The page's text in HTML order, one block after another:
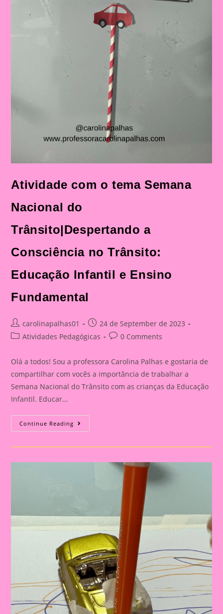
Atividade com o tema Semana
Nacional do
Trânsito|Despertando a
Consciência no Trânsito:
Educação Infantil e Ensino
Fundamental
Post
author:
carolinapalhas01
Post
published:
24 de September de 2023
PostAtividades Pedagógicas
Post0 Comments
Olá a todos! Sou a professora Carolina Palhas e gostaria de
compartilhar com vocês a importância de trabalhar a
Semana Nacional do Trânsito com as crianças da Educação
Infantil. Educar…
Continue Reading Atividade
Com
Do
Trânsito|Despertando
Educação
Infantil
Ensino
Fundamental